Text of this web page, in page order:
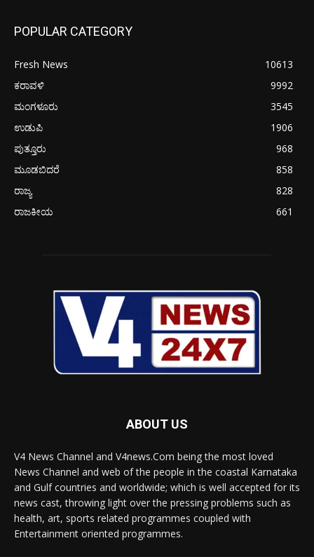
POPULAR CATEGORY
Fresh News
10613
ಕರಾವಳಿ
9992
ಮಂಗಳೂರು
3545
ಉಡುಪಿ
1906
ಪುತ್ತೂರು
968
ಮೂಡಬಿದರೆ
858
ರಾಜ್ಯ
828
ರಾಜಕೀಯ
661
ABOUT US
V4 News Channel and V4news.Com being the most loved
News Channel and web of the people in the coastal Karnataka
and Gulf countries and worldwide; which is well accepted for its
news cast, throwing light over the pressing problems such as
health, art, sports related programmes coupled with
Entertainment oriented programmes.